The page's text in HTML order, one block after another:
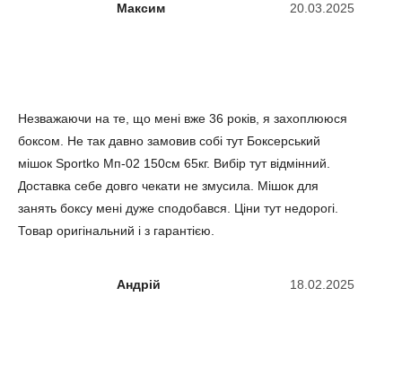
Максим 20.03.2025
Незважаючи на те, що мені вже 36 років, я захоплююся
боксом. Не так давно замовив собі тут Боксерський
мішок Sportko Мп-02 150см 65кг. Вибір тут відмінний.
Доставка себе довго чекати не змусила. Мішок для
занять боксу мені дуже сподобався. Ціни тут недорогі.
Товар оригінальний і з гарантією.
Андрій 18.02.2025